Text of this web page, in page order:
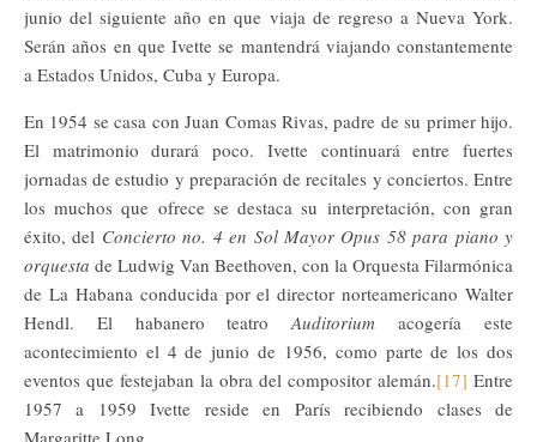
junio del siguiente año en que viaja de regreso a Nueva York.
Serán años en que Ivette se mantendrá viajando constantemente
a Estados Unidos, Cuba y Europa.
En 1954 se casa con Juan Comas Rivas, padre de su primer hijo.
El matrimonio durará poco. Ivette continuará entre fuertes
jornadas de estudio y preparación de recitales y conciertos. Entre
los muchos que ofrece se destaca su interpretación, con gran
éxito, del Concierto no. 4 en Sol Mayor Opus 58 para piano y
orquesta de Ludwig Van Beethoven, con la Orquesta Filarmónica
de La Habana conducida por el director norteamericano Walter
Hendl. El habanero teatro Auditorium acogería este
acontecimiento el 4 de junio de 1956, como parte de los dos
eventos que festejaban la obra del compositor alemán.[17] Entre
1957 a 1959 Ivette reside en París recibiendo clases de